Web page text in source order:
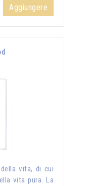
Aggiungere
vita, di cui
vita pura. La